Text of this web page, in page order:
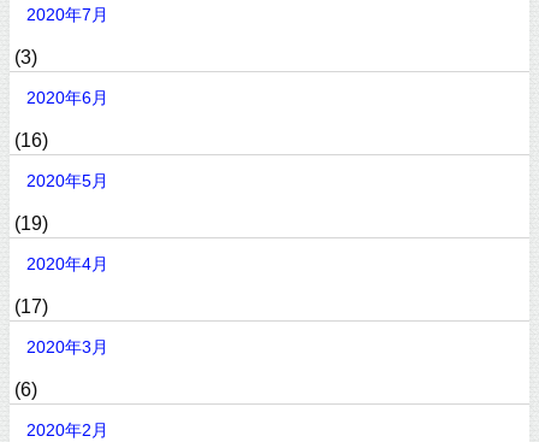
2020年7月
(3)
2020年6月
(16)
2020年5月
(19)
2020年4月
(17)
2020年3月
(6)
2020年2月